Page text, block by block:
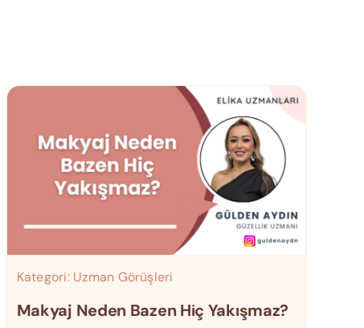
Kategori: Uzman Görüşleri
Makyaj Neden Bazen Hiç Yakışmaz?